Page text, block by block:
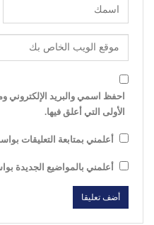
احفظ اسمي والبريد الإلكتروني
الأولى التي أعلق فيها.
أعلمني بمتابعة التعليقات
أعلمني بالمواضيع الجديدة